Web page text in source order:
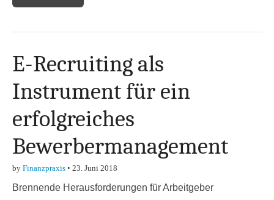
E-Recruiting als
Instrument für ein
erfolgreiches
Bewerbermanagement
by Finanzpraxis • 23. Juni 2018
Brennende Herausforderungen für Arbeitgeber